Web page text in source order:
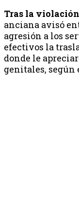
Tras la
anciana avisó
agresión a los
efectivos la
donde le
genitales, según